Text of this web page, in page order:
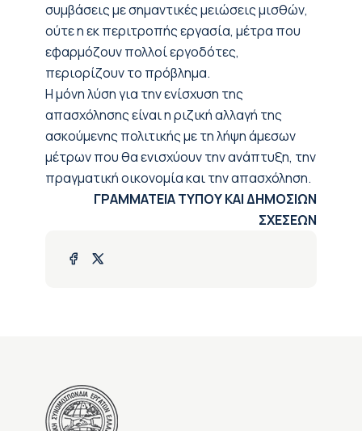
συμβάσεις με σημαντικές μειώσεις μισθών,
ούτε η εκ περιτροπής εργασία, μέτρα που
εφαρμόζουν πολλοί εργοδότες,
περιορίζουν το πρόβλημα.
Η μόνη λύση για την ενίσχυση της
απασχόλησης είναι η ριζική αλλαγή της
ασκούμενης πολιτικής με τη λήψη άμεσων
μέτρων που θα ενισχύουν την ανάπτυξη, την
πραγματική οικονομία και την απασχόληση.
ΓΡΑΜΜΑΤΕΙΑ ΤΥΠΟΥ ΚΑΙ ΔΗΜΟΣΙΩΝ
ΣΧΕΣΕΩΝ